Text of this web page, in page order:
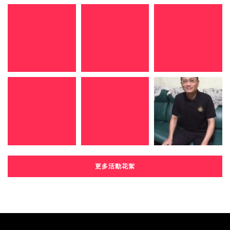
更多活動花絮